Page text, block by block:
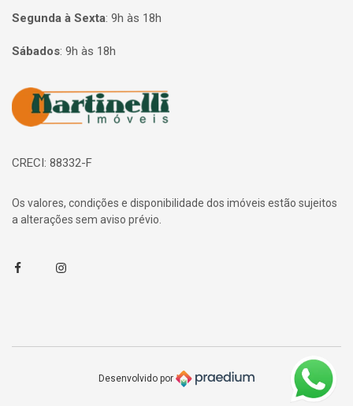
Segunda à Sexta: 9h às 18h
Sábados: 9h às 18h
Página inicial
CRECI: 88332-F
Os valores, condições e disponibilidade dos imóveis estão sujeitos
a alterações sem aviso prévio.
FacebookInstagram
Desenvolvido por